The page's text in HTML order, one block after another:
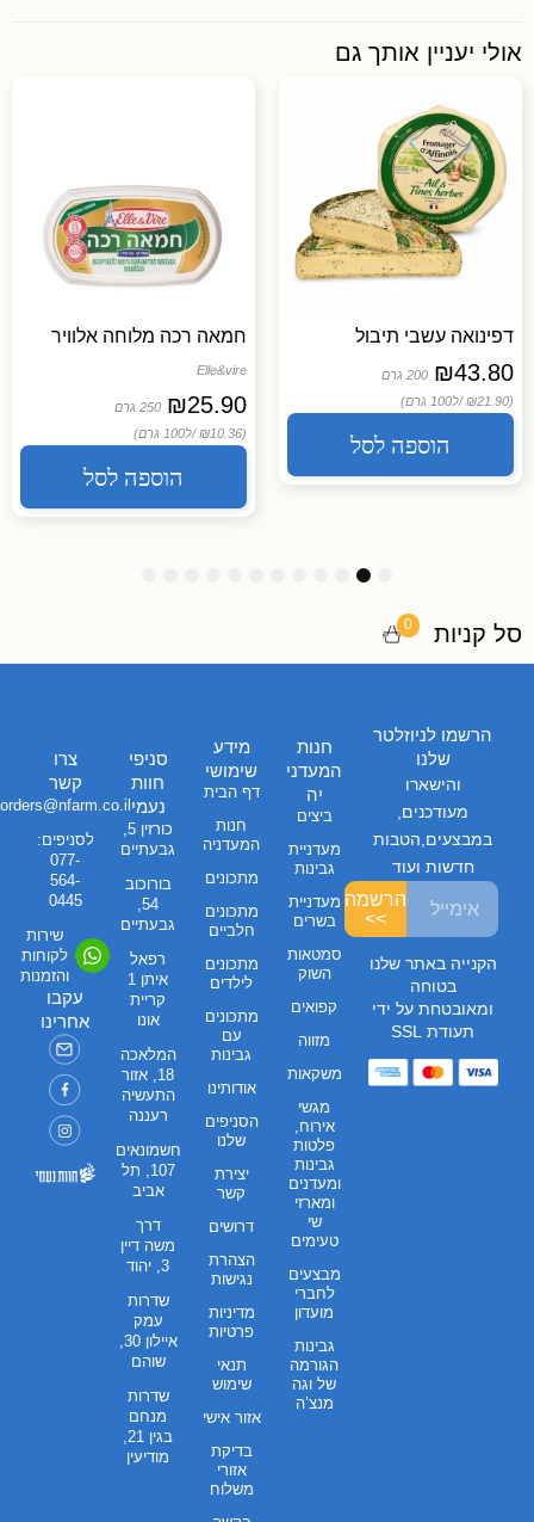
אולי יעניין אותך גם
דפינואה עשבי תיבול
₪43.80
200 גרם
(₪21.90 /
ל100 גרם)
הוספה לסל
חמאה רכה מלוחה אלוויר
Elle&vire
₪25.90
250 גרם
(₪10.36 /
ל100 גרם)
הוספה לסל
סל קניות 0
חנות
המעדני
יה
ביצים
מעדניית
גבינות
מעדניית
בשרים
סמטאות
השוק
קפואים
מזווה
משקאות
מגשי
אירוח,
פלטות
גבינות
ומעדנים
ומארזי
שי
טעימים
מבצעים
לחברי
מועדון
גבינות
הגורמה
של וגה
מנצ’ה
מידע
שימושי
דף הבית
חנות
המעדניה
מתכונים
מתכונים
חלביים
מתכונים
לילדים
מתכונים
עם
גבינות
אודותינו
הסניפים
שלנו
יצירת
קשר
דרושים
הצהרת
נגישות
מדיניות
פרטיות
תנאי
שימוש
אזור אישי
בדיקת
אזורי
משלוח
סניפי
חוות
נעמי
כורזין 5,
גבעתיים
בורוכוב
54,
גבעתיים
רפאל
איתן 1
קריית
אונו
המלאכה
18, אזור
התעשיה
רעננה
חשמונאים
107, תל
אביב
דרך
משה דיין
3, יהוד
שדרות
עמק
איילון 30,
שוהם
שדרות
מנחם
בגין 21,
מודיעין
צרו
קשר
orders@nfarm.co.il
לסניפים:
077-
564-
0445
שירות
לקוחות
והזמנות
עקבו
אחרינו
הרשמו לניוזלטר
שלנו
והישארו
מעודכנים,
במבצעים,הטבות
חדשות ועוד
הרשמה
>>
הקנייה באתר שלנו
בטוחה
ומאובטחת על ידי
תעודת SSL